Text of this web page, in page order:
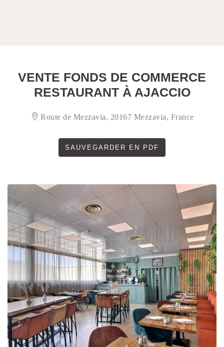
VENTE FONDS DE COMMERCE
RESTAURANT À AJACCIO
Route de Mezzavia, 20167 Mezzavia, France
SAUVEGARDER EN PDF